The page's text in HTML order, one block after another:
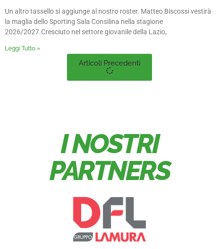
Un altro tassello si aggiunge al nostro roster. Matteo Biscossi vestirà
la maglia dello Sporting Sala Consilina nella stagione
2026/2027.Cresciuto nel settore giovanile della Lazio,
Leggi Tutto »
Articoli Precedenti
I NOSTRI
PARTNERS